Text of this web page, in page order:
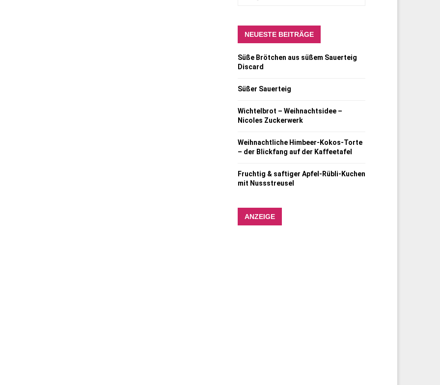
NEUESTE BEITRÄGE
Süße Brötchen aus süßem Sauerteig
Discard
Süßer Sauerteig
Wichtelbrot – Weihnachtsidee –
Nicoles Zuckerwerk
Weihnachtliche Himbeer-Kokos-Torte
– der Blickfang auf der Kaffeetafel
Fruchtig & saftiger Apfel-Rübli-Kuchen
mit Nussstreusel
ANZEIGE